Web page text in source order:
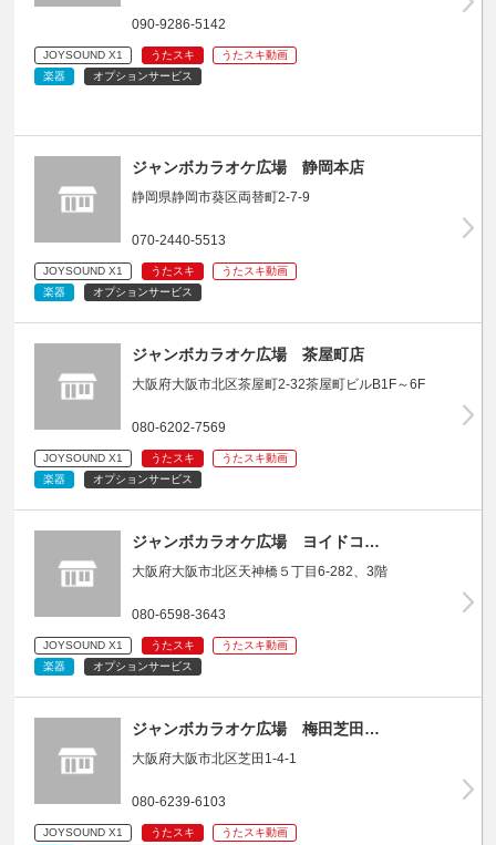
090-9286-5142
JOYSOUND X1 うたスキ
うたスキ動画
楽器
オプションサービス
ジャンボカラオケ広場 静岡本店
静岡県静岡市葵区両替町2-7-9
070-2440-5513
JOYSOUND X1 うたスキ
うたスキ動画
楽器
オプションサービス
ジャンボカラオケ広場 茶屋町店
大阪府大阪市北区茶屋町2-32茶屋町ビルB1F～6F
080-6202-7569
JOYSOUND X1 うたスキ
うたスキ動画
楽器
オプションサービス
ジャンボカラオケ広場 ヨイドコ…
大阪府大阪市北区天神橋５丁目6-282、3階
080-6598-3643
JOYSOUND X1 うたスキ
うたスキ動画
楽器
オプションサービス
ジャンボカラオケ広場 梅田芝田…
大阪府大阪市北区芝田1-4-1
080-6239-6103
JOYSOUND X1 うたスキ
うたスキ動画